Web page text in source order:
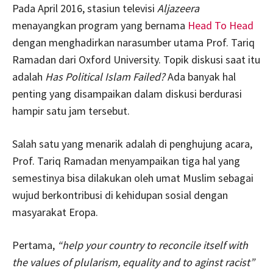
Pada April 2016, stasiun televisi Aljazeera
menayangkan program yang bernama Head To Head
dengan menghadirkan narasumber utama Prof. Tariq
Ramadan dari Oxford University. Topik diskusi saat itu
adalah Has Political Islam Failed?Ada banyak hal
penting yang disampaikan dalam diskusi berdurasi
hampir satu jam tersebut.
Salah satu yang menarik adalah di penghujung acara,
Prof. Tariq Ramadan menyampaikan tiga hal yang
semestinya bisa dilakukan oleh umat Muslim sebagai
wujud berkontribusi di kehidupan sosial dengan
masyarakat Eropa.
Pertama, “help your country to reconcile itself with
the values of plularism, equality and to aginst racist”